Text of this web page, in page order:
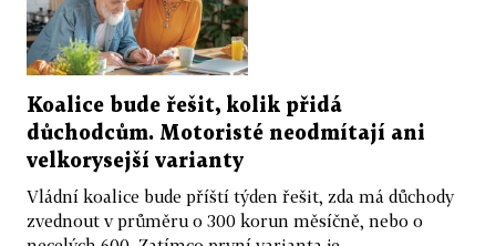
Koalice bude řešit, kolik přidá
důchodcům. Motoristé neodmítají ani
velkorysejší varianty
Vládní koalice bude příští týden řešit, zda má důchody
zvednout v průměru o 300 korun měsíčně, nebo o